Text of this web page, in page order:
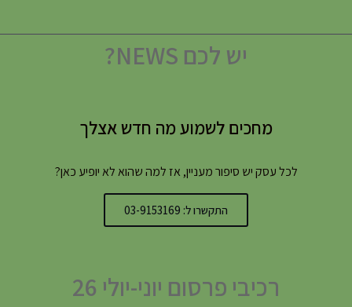
יש לכם NEWS?
מחכים לשמוע מה חדש אצלך
לכל עסק יש סיפור מעניין, אז למה שהוא לא יופיע כאן?
התקשרו ל: 03-9153169
רכיבי פרסום יוני-יולי 26